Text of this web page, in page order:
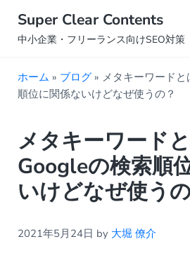
Super Clear Contents
中小企業・フリーランス向けSEO対策
ホーム » ブログ» メタキーワード
順位に関係ないけどなぜ使うの？
メタキーワード
Googleの検索順
いけどなぜ使う
2021年5月24日 by 大堀 僚介